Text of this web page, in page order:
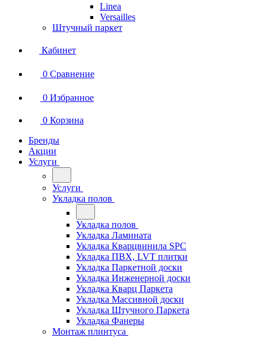
Linea
Versailles
Штучный паркет
Кабинет
0 Сравнение
0 Избранное
0 Корзина
Бренды
Акции
Услуги
Услуги
Укладка полов
Укладка полов
Укладка Ламината
Укладка Кварцвинила SPC
Укладка ПВХ, LVT плитки
Укладка Паркетной доски
Укладка Инженерной доски
Укладка Кварц Паркета
Укладка Массивной доски
Укладка Штучного Паркета
Укладка Фанеры
Монтаж плинтуса